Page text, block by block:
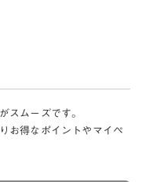
スムーズです。
お得なポイントやマイペ